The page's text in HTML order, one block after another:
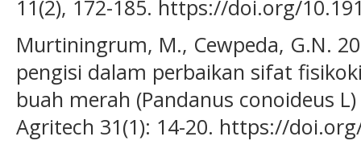
11(2), 172-185. https://doi.org/
Murtiningrum, M., Cewpeda, G.N.
pengisi dalam perbaikan sifat
buah merah (Pandanus conoideus
Agritech 31(1): 14-20. https://